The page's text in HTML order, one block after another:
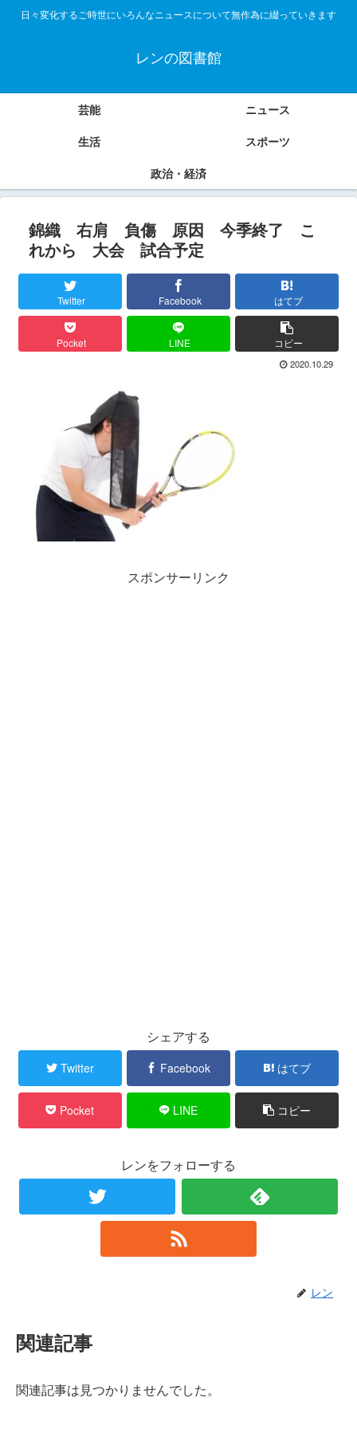
日々変化するご時世にいろんなニュースについて無作為に綴っていきます
レンの図書館
芸能
ニュース
生活
スポーツ
政治・経済
錦織 右肩 負傷 原因 今季終了 こ
れから 大会 試合予定
Twitter Facebook はてブ
Pocket LINE コピー
2020.10.29
スポンサーリンク
シェアする
Twitter Facebook はてブ
Pocket LINE コピー
レンをフォローする
レン
関連記事
関連記事は見つかりませんでした。